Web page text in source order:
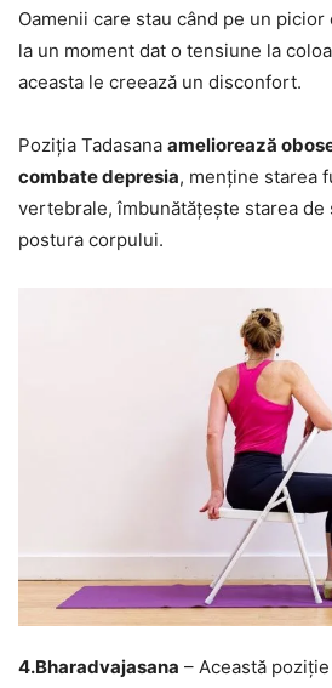
Oamenii care stau când pe un
la un moment dat o tensiune la
aceasta le creează un disconfort.
Poziția Tadasana ameliorează
combate depresia, menține starea
vertebrale, îmbunătățește starea de
postura corpului.
4.Bharadvajasana – Această